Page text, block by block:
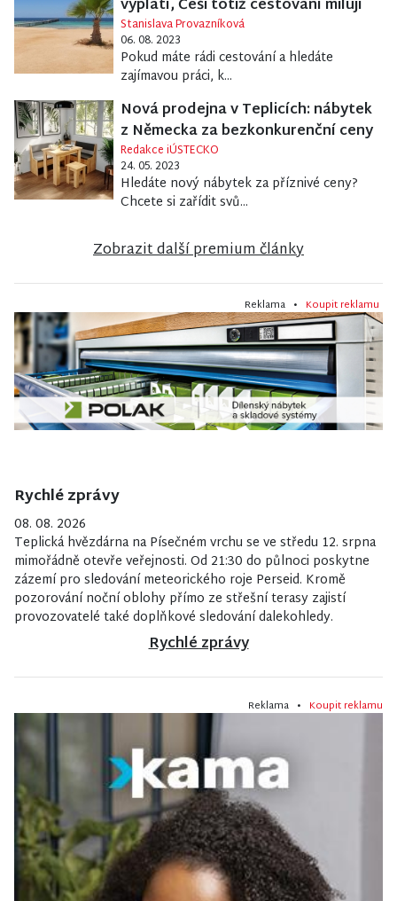
vyplatí, Češi totiž cestování milují
Stanislava Provazníková
06. 08. 2023
Pokud máte rádi cestování a hledáte
zajímavou práci, k...
Nová prodejna v Teplicích: nábytek
z Německa za bezkonkurenční ceny
Redakce iÚSTECKO
24. 05. 2023
Hledáte nový nábytek za příznivé ceny?
Chcete si zařídit svů...
Zobrazit další premium články
Reklama • Koupit reklamu
Rychlé zprávy
08. 08. 2026
Teplická hvězdárna na Písečném vrchu se ve středu 12. srpna
mimořádně otevře veřejnosti. Od 21:30 do půlnoci poskytne
zázemí pro sledování meteorického roje Perseid. Kromě
pozorování noční oblohy přímo ze střešní terasy zajistí
provozovatelé také doplňkové sledování dalekohledy.
Rychlé zprávy
Reklama • Koupit reklamu